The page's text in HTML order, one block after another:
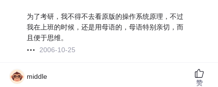
为了考研，我不得不去看原版的操作系统原理，不过
我在上班的时候，还是用母语的，母语特别亲切，而
且便于思维。
2006-10-25
middle
赞